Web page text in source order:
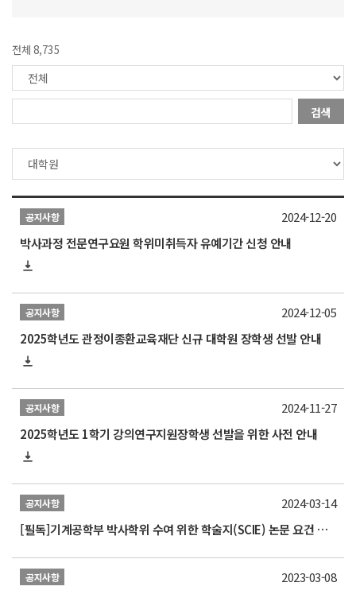
전체 8,735
검색
공지사항
박사과정 전문연구요원 학위미취득자 유예기간 신청 안내
2024-12-20
공지사항
2025학년도 관정이종환교육재단 신규 대학원 장학생 선발 안내
2024-12-05
공지사항
2025학년도 1학기 강의연구지원장학생 선발을 위한 사전 안내
2024-11-27
공지사항
[필독]기계공학부 박사학위 수여 위한 학술지(SCIE) 논문 요건 개정 알림
2024-03-14
공지사항 2023-03-08